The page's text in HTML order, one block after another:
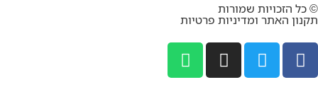
© כל הזכויות שמורות
תקנון האתר ומדיניות פרטיות